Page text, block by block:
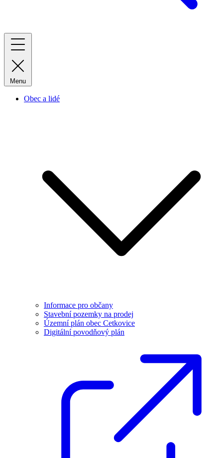
Menu
Obec a lidé
Informace pro občany
Stavební pozemky na prodej
Územní plán obec Cetkovice
Digitální povodňový plán